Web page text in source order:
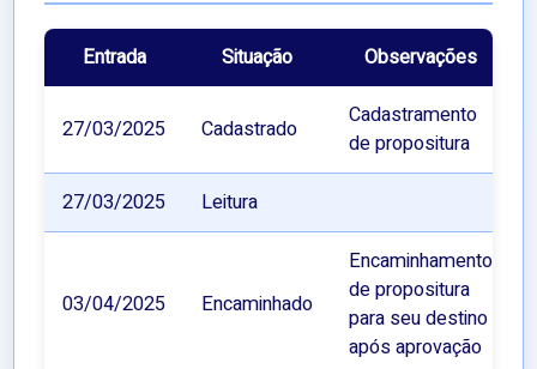
Entrada Situação Observações
27/03/2025 Cadastrado
Cadastramento
de propositura
27/03/2025 Leitura
03/04/2025 Encaminhado
Encaminhamento
de propositura
para seu destino
após aprovação